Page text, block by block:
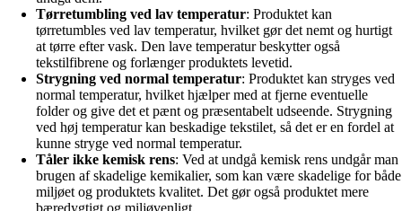
Tørretumbling ved lav temperatur: Produktet kan
tørretumbles ved lav temperatur, hvilket gør det nemt og hurtigt
at tørre efter vask. Den lave temperatur beskytter også
tekstilfibrene og forlænger produktets levetid.
Strygning ved normal temperatur: Produktet kan stryges ved
normal temperatur, hvilket hjælper med at fjerne eventuelle
folder og give det et pænt og præsentabelt udseende. Strygning
ved høj temperatur kan beskadige tekstilet, så det er en fordel at
kunne stryge ved normal temperatur.
Tåler ikke kemisk rens: Ved at undgå kemisk rens undgår man
brugen af skadelige kemikalier, som kan være skadelige for både
miljøet og produktets kvalitet. Det gør også produktet mere